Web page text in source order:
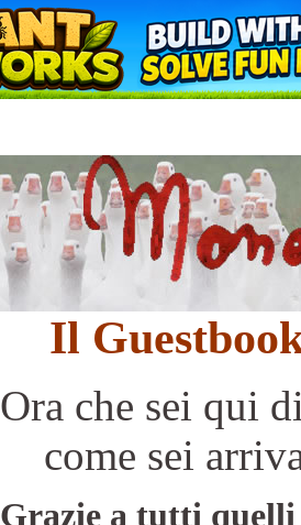
Il
Ora che sei qui
come sei
Grazie a tutti quelli